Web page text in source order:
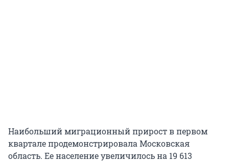
Наибольший миграционный прирост в первом
квартале продемонстрировала Московская
область. Ее население увеличилось на 19 613